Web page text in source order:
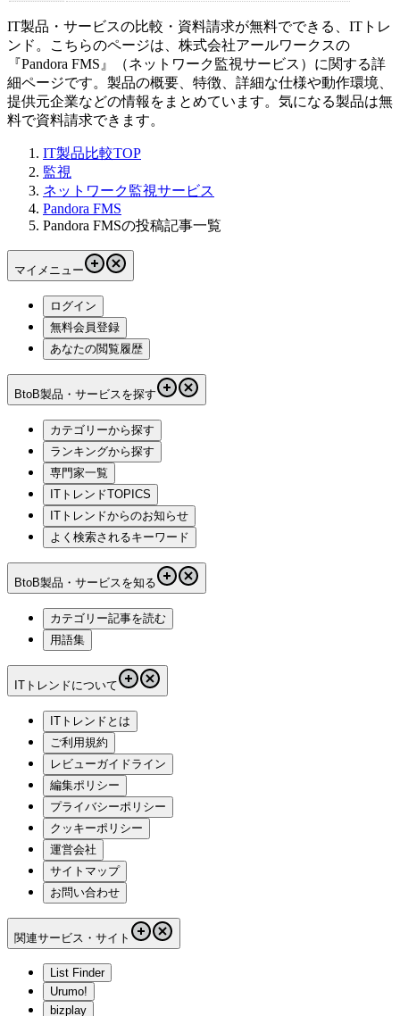
IT製品・サービスの比較・資料請求が無料でできる、ITトレ
ンド。こちらのページは、 株式会社アールワークスの
『Pandora FMS 』（ネットワーク監視サービス ）に関する詳
細ページです。製品の概要、特徴、詳細な仕様や動作環境、
提供元企業などの情報をまとめています。気になる製品は無
料で資料請求できます。
IT製品比較TOP
監視
ネットワーク監視サービス
Pandora FMS
Pandora FMSの投稿記事一覧
マイメニュー
ログイン
無料会員登録
あなたの閲覧履歴
BtoB製品・サービスを探す
カテゴリーから探す
ランキングから探す
専門家一覧
ITトレンドTOPICS
ITトレンドからのお知らせ
よく検索されるキーワード
BtoB製品・サービスを知る
カテゴリー記事を読む
用語集
ITトレンドについて
ITトレンドとは
ご利用規約
レビューガイドライン
編集ポリシー
プライバシーポリシー
クッキーポリシー
運営会社
サイトマップ
お問い合わせ
関連サービス・サイト
List Finder
Urumo!
bizplay